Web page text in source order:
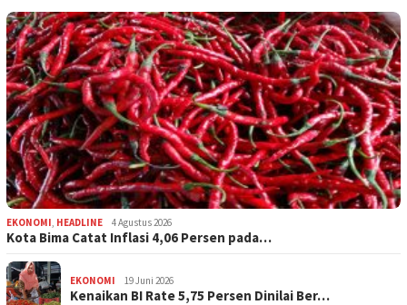
EKONOMI HEADLINE 4 Agustus 2026
Kota Bima Catat Inflasi 4,06 Persen pada…
EKONOMI 19 Juni 2026
Kenaikan BI Rate 5,75 Persen Dinilai Ber…